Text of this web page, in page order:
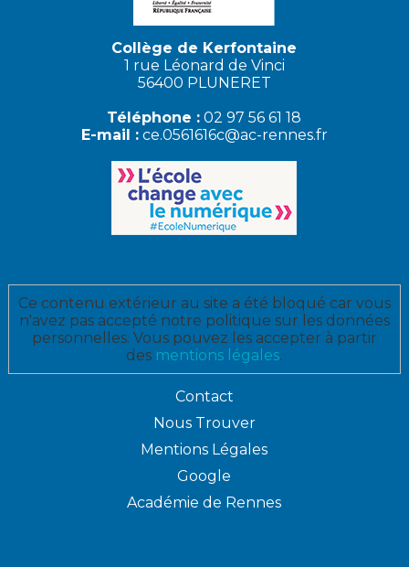
Collège de Kerfontaine
1 rue Léonard de Vinci
56400 PLUNERET
Téléphone : 02 97 56 61 18
E-mail : ce.0561616c@ac-rennes.fr
Ce contenu extérieur au site a été bloqué car vous
n'avez pas accepté notre politique sur les données
personnelles. Vous pouvez les accepter à partir
des mentions légales.
Contact
Nous Trouver
Mentions Légales
Google
Académie de Rennes